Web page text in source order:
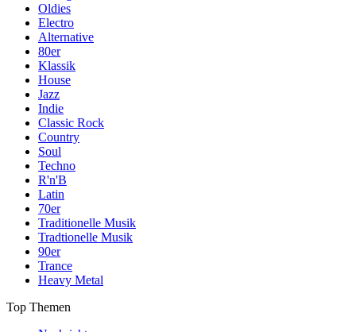
Oldies
Electro
Alternative
80er
Klassik
House
Jazz
Indie
Classic Rock
Country
Soul
Techno
R'n'B
Latin
70er
Traditionelle Musik
Tradtionelle Musik
90er
Trance
Heavy Metal
Top Themen